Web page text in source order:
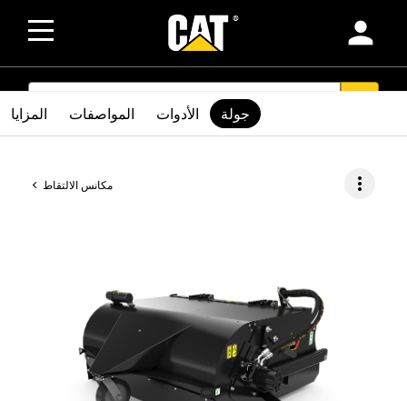
person
SEARCH
مكانس الالتقاط more_vert
المزايا المواصفات الأدوات جولة